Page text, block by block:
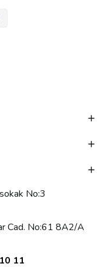
No:3
Cad. No:61 8A2/A
11